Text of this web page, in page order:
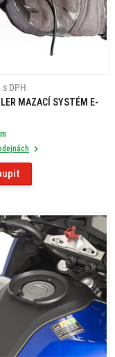
s DPH
MAZACÍ SYSTÉM E-